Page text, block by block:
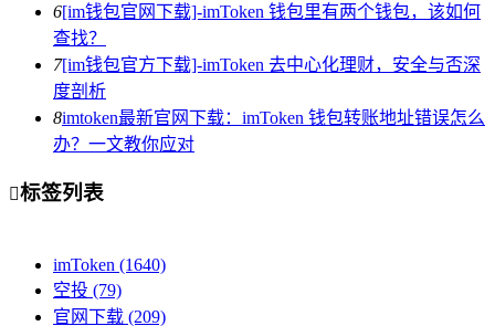
6[im钱包官网下载]-imToken 钱包里有两个钱包，该如何
查找？
7[im钱包官方下载]-imToken 去中心化理财，安全与否深
度剖析
8imtoken最新官网下载：imToken 钱包转账地址错误怎么
办？一文教你应对
标签列表
imToken (1640)
空投 (79)
官网下载 (209)